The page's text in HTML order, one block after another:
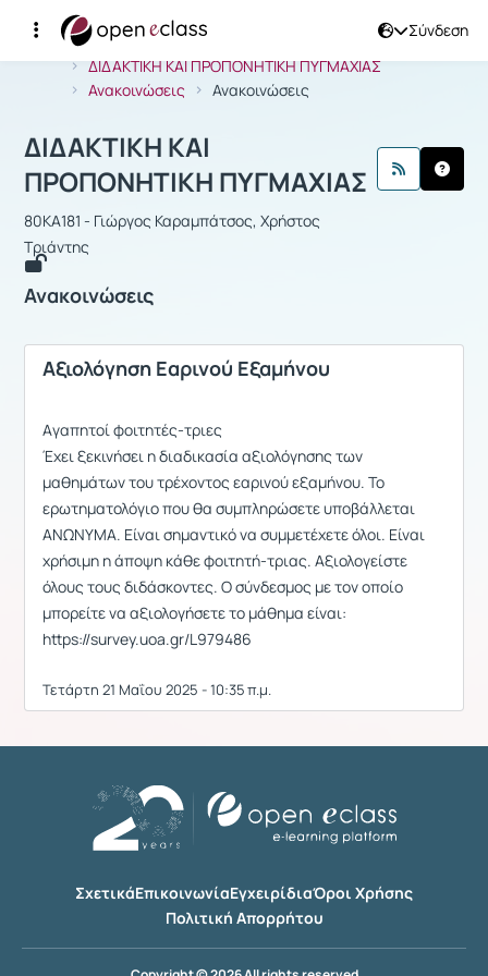
Σύνδεση
Αρχική Σελίδα
ΔΙΔΑΚΤΙΚΗ ΚΑΙ ΠΡΟΠΟΝΗΤΙΚΗ ΠΥΓΜΑΧΙΑΣ
Ανακοινώσεις
Ανακοινώσεις
Μάθημα : ΔΙΔΑΚΤΙΚΗ ΚΑΙ
ΔΙΔΑΚΤΙΚΗ ΚΑΙ
ΠΡΟΠΟΝΗΤΙΚΗ ΠΥΓΜΑΧΙΑΣ
80ΚΑ181 - Γιώργος Καραμπάτσος, Χρήστος
Τριάντης
Ανακοινώσεις
Aξιολόγηση Eαρινού Εξαμήνου
Aγαπητοί φοιτητές-τριες
Έχει ξεκινήσει η διαδικασία αξιολόγησης των
μαθημάτων του τρέχοντος εαρινού εξαμήνου. Το
ερωτηματολόγιο που θα συμπληρώσετε υποβάλλεται
ΑΝΩΝΥΜΑ. Είναι σημαντικό να συμμετέχετε όλοι. Είναι
χρήσιμη η άποψη κάθε φοιτητή-τριας. Αξιολογείστε
όλους τους διδάσκοντες. Ο σύνδεσμος με τον οποίο
μπορείτε να αξιολογήσετε το μάθημα είναι:
https://survey.uoa.gr/L979486
Τετάρτη 21 Μαΐου 2025 - 10:35 π.μ.
ΣχετικάΕπικοινωνίαΕγχειρίδιαΌροι Χρήσης
Πολιτική Απορρήτου